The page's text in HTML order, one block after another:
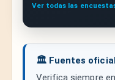
Ver todas las
🏛️ Fuentes
Verifica siempre